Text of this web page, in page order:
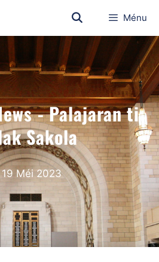
Ménu
- Palajaran ti
Sakola
19 Méi 2023